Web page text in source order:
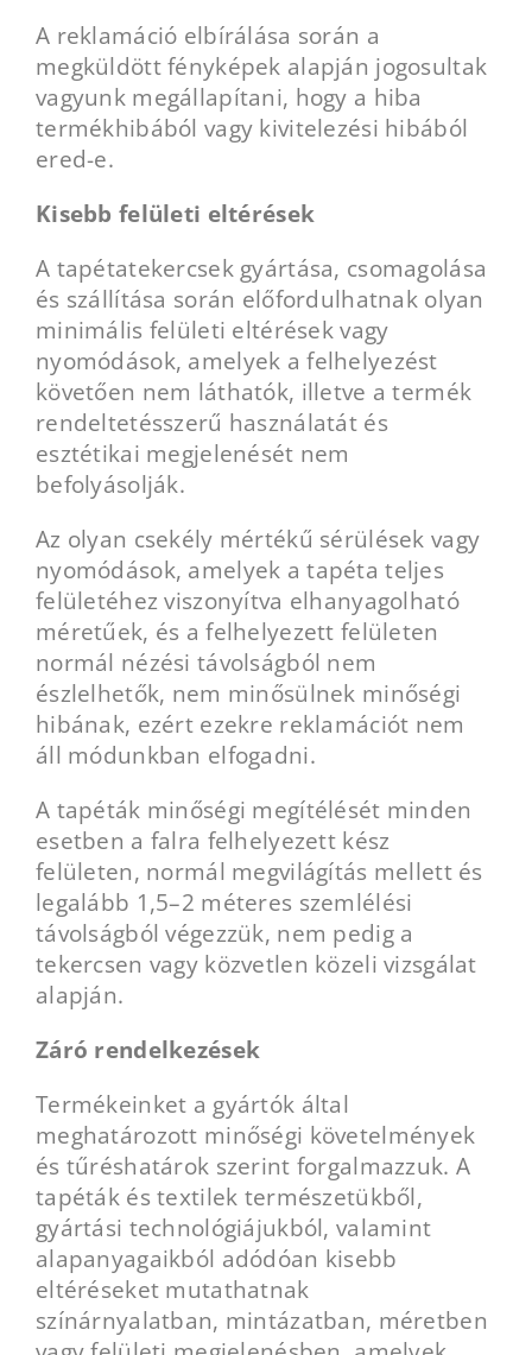
A reklamáció elbírálása során a
megküldött fényképek alapján jogosultak
vagyunk megállapítani, hogy a hiba
termékhibából vagy kivitelezési hibából
ered-e.
Kisebb felületi eltérések
A tapétatekercsek gyártása, csomagolása
és szállítása során előfordulhatnak olyan
minimális felületi eltérések vagy
nyomódások, amelyek a felhelyezést
követően nem láthatók, illetve a termék
rendeltetésszerű használatát és
esztétikai megjelenését nem
befolyásolják.
Az olyan csekély mértékű sérülések vagy
nyomódások, amelyek a tapéta teljes
felületéhez viszonyítva elhanyagolható
méretűek, és a felhelyezett felületen
normál nézési távolságból nem
észlelhetők, nem minősülnek minőségi
hibának, ezért ezekre reklamációt nem
áll módunkban elfogadni.
A tapéták minőségi megítélését minden
esetben a falra felhelyezett kész
felületen, normál megvilágítás mellett és
legalább 1,5–2 méteres szemlélési
távolságból végezzük, nem pedig a
tekercsen vagy közvetlen közeli vizsgálat
alapján.
Záró rendelkezések
Termékeinket a gyártók által
meghatározott minőségi követelmények
és tűréshatárok szerint forgalmazzuk. A
tapéták és textilek természetükből,
gyártási technológiájukból, valamint
alapanyagaikból adódóan kisebb
eltéréseket mutathatnak
színárnyalatban, mintázatban, méretben